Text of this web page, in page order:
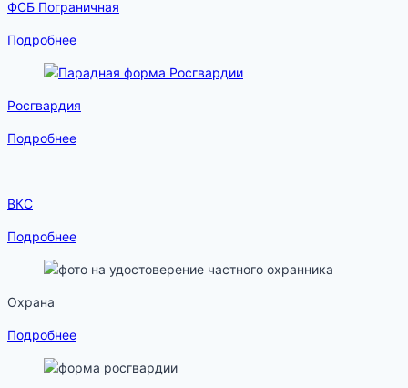
ФСБ Пограничная
Подробнее
Росгвардия
Подробнее
ВКС
Подробнее
Охрана
Подробнее